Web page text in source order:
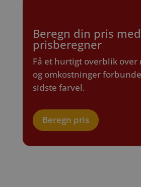
Beregn din pris
prisberegner
Få et hurtigt overblik
og omkostninger
sidste farvel.
Beregn pris